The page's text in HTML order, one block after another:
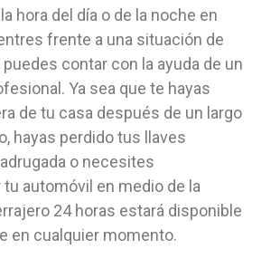
hora del día o de la noche en
frente a una situación de
contar con la ayuda de un
Ya sea que te hayas
de tu casa después de un largo
hayas perdido tus llaves
o necesites
automóvil en medio de la
24 horas estará disponible
en cualquier momento.